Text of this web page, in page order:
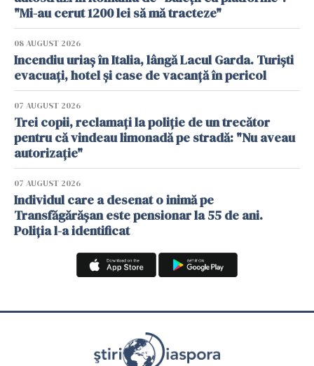
"Mi-au cerut 1200 lei să mă tracteze"
08 AUGUST 2026
Incendiu uriaș în Italia, lângă Lacul Garda. Turiști
evacuați, hotel și case de vacanță în pericol
07 AUGUST 2026
Trei copii, reclamați la poliție de un trecător
pentru că vindeau limonadă pe stradă: "Nu aveau
autorizație"
07 AUGUST 2026
Individul care a desenat o inimă pe
Transfăgărășan este pensionar la 55 de ani.
Poliția l-a identificat